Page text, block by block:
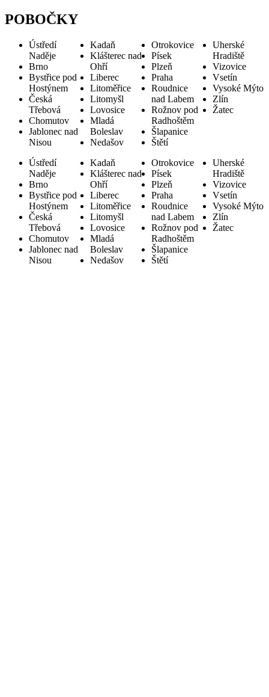
POBOČKY
Ústředí
Naděje
Brno
Bystřice pod
Hostýnem
Česká
Třebová
Chomutov
Jablonec nad
Nisou
Kadaň
Klášterec nad
Ohří
Liberec
Litoměřice
Litomyšl
Lovosice
Mladá
Boleslav
Nedašov
Otrokovice
Písek
Plzeň
Praha
Roudnice
nad Labem
Rožnov pod
Radhoštěm
Šlapanice
Štětí
Uherské
Hradiště
Vizovice
Vsetín
Vysoké Mýto
Zlín
Žatec
Ústředí
Naděje
Brno
Bystřice pod
Hostýnem
Česká
Třebová
Chomutov
Jablonec nad
Nisou
Kadaň
Klášterec nad
Ohří
Liberec
Litoměřice
Litomyšl
Lovosice
Mladá
Boleslav
Nedašov
Otrokovice
Písek
Plzeň
Praha
Roudnice
nad Labem
Rožnov pod
Radhoštěm
Šlapanice
Štětí
Uherské
Hradiště
Vizovice
Vsetín
Vysoké Mýto
Zlín
Žatec